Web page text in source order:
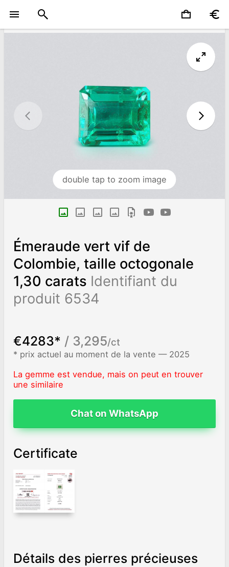
double tap to zoom image
Émeraude vert vif de
Colombie, taille octogonale
1,30 carats Identifiant du
produit 6534
€4283* / 3,295/ct
* prix actuel au moment de la vente — 2025
La gemme est vendue, mais on peut en trouver
une similaire
Chat on WhatsApp
Certificate
Détails des pierres précieuses